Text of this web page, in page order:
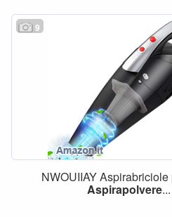
9
NWOUIIAY Aspirabriciole
Aspirapolvere...